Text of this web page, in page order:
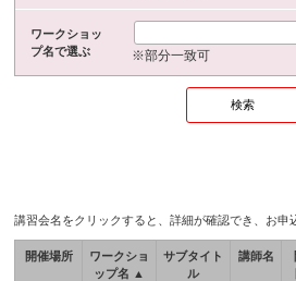
ワークショッ
プ名で選ぶ
※部分一致可
講習会名をクリックすると、詳細が確認でき、お申
開催場所
ワークショ
ップ名 ▲
サブタイト
ル
講師名